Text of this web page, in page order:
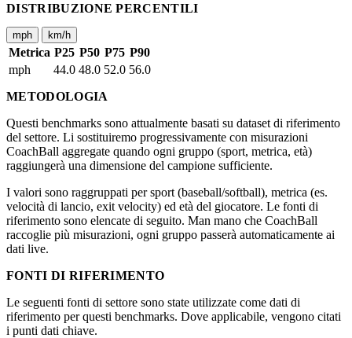
DISTRIBUZIONE PERCENTILI
mph km/h
Metrica P25 P50 P75 P90
mph
44.0 48.0 52.0 56.0
METODOLOGIA
Questi benchmarks sono attualmente basati su dataset di riferimento
del settore. Li sostituiremo progressivamente con misurazioni
CoachBall aggregate quando ogni gruppo (sport, metrica, età)
raggiungerà una dimensione del campione sufficiente.
I valori sono raggruppati per sport (baseball/softball), metrica (es.
velocità di lancio, exit velocity) ed età del giocatore. Le fonti di
riferimento sono elencate di seguito. Man mano che CoachBall
raccoglie più misurazioni, ogni gruppo passerà automaticamente ai
dati live.
FONTI DI RIFERIMENTO
Le seguenti fonti di settore sono state utilizzate come dati di
riferimento per questi benchmarks. Dove applicabile, vengono citati
i punti dati chiave.